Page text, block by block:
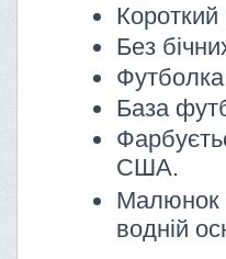
Короткий
Без
Футболка
База
США.
Малюнок
водній